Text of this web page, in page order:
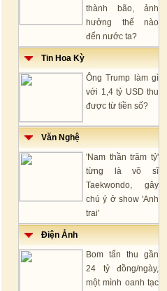
thành bão, ảnh
hưởng thế nào
đến nước ta?
Tin Hoa Kỳ
Ông Trump làm gì
với 1,4 tỷ USD thu
được từ tiền số?
Văn Nghệ
'Nam thần trăm tỷ'
từng là võ sĩ
Taekwondo, gây
chú ý ở show 'Anh
trai'
Điện Ảnh
Bom tấn thu gần
24 tỷ đồng/ngày,
một mình oanh tạc